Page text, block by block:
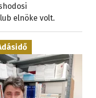
elnöke volt.